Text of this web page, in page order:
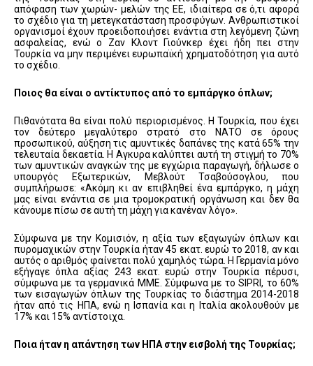
απόφαση των χωρών- μελών της ΕΕ, ιδιαίτερα σε ό,τι αφορά
το σχέδιο για τη μετεγκατάσταση προσφύγων. Ανθρωπιστικοί
οργανισμοί έχουν προειδοποιήσει ενάντια στη λεγόμενη ζώνη
ασφαλείας, ενώ ο Ζαν Κλοντ Γιούνκερ έχει ήδη πει στην
Τουρκία να μην περιμένει ευρωπαϊκή χρηματοδότηση για αυτό
το σχέδιο.
Ποιος θα είναι ο αντίκτυπος από το εμπάργκο όπλων;
Πιθανότατα θα είναι πολύ περιορισμένος. Η Τουρκία, που έχει
τον δεύτερο μεγαλύτερο στρατό στο ΝΑΤΟ σε όρους
προσωπικού, αύξηση τις αμυντικές δαπάνες της κατά 65% την
τελευταία δεκαετία. Η Αγκυρα καλύπτει αυτή τη στιγμή το 70%
των αμυντικών αναγκών της με εγχώρια παραγωγή, δήλωσε ο
υπουργός Εξωτερικών, Μεβλούτ Τσαβούσογλου, που
συμπλήρωσε: «Ακόμη κι αν επιβληθεί ένα εμπάργκο, η μάχη
μας είναι ενάντια σε μια τρομοκρατική οργάνωση και δεν θα
κάνουμε πίσω σε αυτή τη μάχη για κανέναν λόγο».
Σύμφωνα με την Κομισιόν, η αξία των εξαγωγών όπλων και
πυρομαχικών στην Τουρκία ήταν 45 εκατ. ευρώ το 2018, αν και
αυτός ο αριθμός φαίνεται πολύ χαμηλός τώρα. Η Γερμανία μόνο
εξήγαγε όπλα αξίας 243 εκατ. ευρώ στην Τουρκία πέρυσι,
σύμφωνα με τα γερμανικά ΜΜΕ. Σύμφωνα με το SIPRI, το 60%
των εισαγωγών όπλων της Τουρκίας το διάστημα 2014-2018
ήταν από τις ΗΠΑ, ενώ η Ισπανία και η Ιταλία ακολουθούν με
17% και 15% αντίστοιχα.
Ποια ήταν η απάντηση των ΗΠΑ στην εισβολή της Τουρκίας;